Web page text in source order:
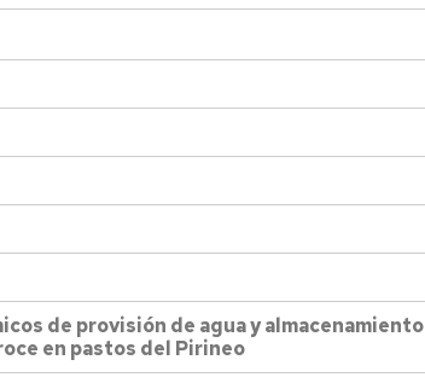
de provisión de agua y almacenamiento
en pastos del Pirineo